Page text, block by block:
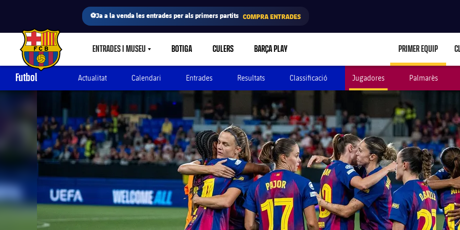
⚽Ja a la venda les entrades per als primers partits COMPRA ENTRADES
FC Barcelona club badge ENTRADES I MUSEULABEL.SHARE.CARETDOWN
BOTIGA CULERS BARÇA PLAY PRIMER EQUIP
Futbol Actualitat Calendari Entrades Resultats Classificació Jugadores Palmarès